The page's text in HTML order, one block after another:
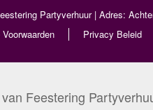
Partyverhuur | Adres:
Privacy Beleid
Feestering